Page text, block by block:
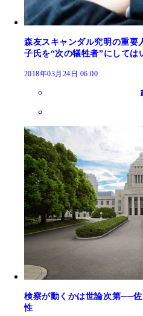
森友スキャンダル究明の重
子氏を“次の犠牲者”にしては
2018年03月24日 06:00
検察が動くかは世論次第──
性